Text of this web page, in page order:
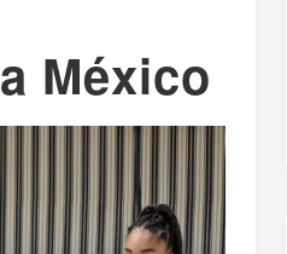
México